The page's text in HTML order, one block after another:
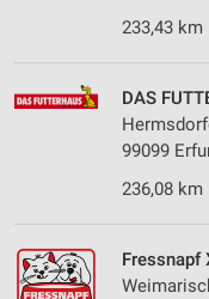
233,43
DAS
99099
236,08 km
Fressnapf